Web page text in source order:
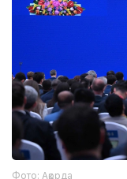
Фото: Ақорда